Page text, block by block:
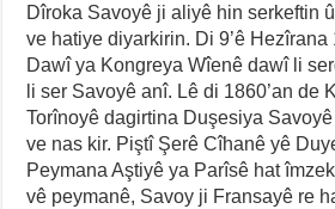
Dîroka Savoyê ji aliyê hin serkeftin
ve hatiye diyarkirin. Di 9’ê Hezîrana
Dawî ya Kongreya Wîenê dawî li
li ser Savoyê anî. Lê di 1860’an de
Torînoyê dagirtina Duşesiya
ve nas kir. Piştî Şerê Cîhanê yê
Peymana Aştiyê ya Parîsê hat
vê peymanê, Savoy ji Fransayê re